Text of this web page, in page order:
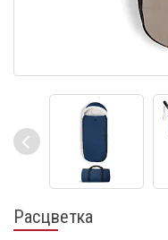
Расцветка